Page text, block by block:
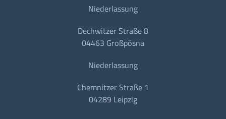
Niederlassung
Dechwitzer Straße 8
04463 Großpösna
Niederlassung
Chemnitzer Straße 1
04289 Leipzig